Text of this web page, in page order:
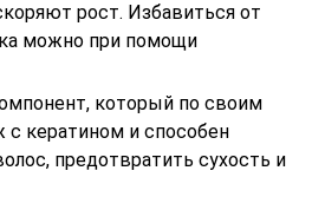
рост. Избавиться от
можно при помощи
который по своим
с кератином и способен
предотвратить сухость и